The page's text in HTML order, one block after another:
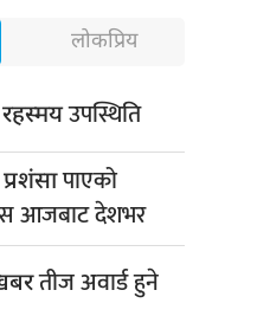
लोकप्रिय
उपस्थिति
प्रशंसापाएको
आजबाट देशभर
तीज अवार्ड हुने